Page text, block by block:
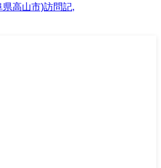
高山市)訪問記,